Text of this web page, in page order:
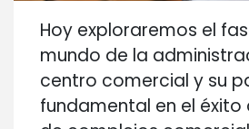
Hoy exploraremos el
mundo de la
centro comercial y su
fundamental en el